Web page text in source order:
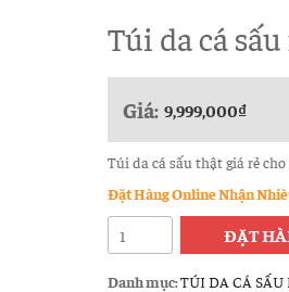
Túi da cá
Giá: 9,999,000₫
Túi da cá sấu thật giá rẻ
Đặt Hàng Online Nhận
Túi
da
cá
ĐẶT
Danh mục:TÚI DA CÁ SẤU